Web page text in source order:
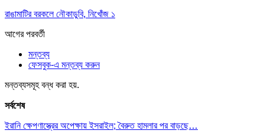
রাঙামাটির বরকলে নৌকাডুবি, নিখোঁজ ১
আগেরপরবর্তী
মন্তব্য
ফেসবুক-এ মন্তব্য করুন
মন্তব্যসমূহ বন্ধ করা হয়.
সর্বশেষ
ইরানি ক্ষেপণাস্ত্রের অপেক্ষায় ইসরাইল; বৈরুত হামলার পর বাড়ছে…